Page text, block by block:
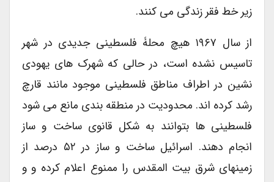
زیر خط فقر زندگی می کنند.
از سال ۱۹۶۷ هیچ محلۀ فلسطینی جدیدی در شهر
تاسیس نشده است، در حالی که شهرک های یهودی
نشین در اطراف مناطق فلسطینی موجود مانند قارچ
رشد کرده اند. محدودیت در منطقه بندی مانع می شود
فلسطینی ها بتوانند به شکل قانوی ساخت و ساز
انجام دهند. اسرائیل ساخت و ساز در ۵۲ درصد از
زمینهای شرق بیت المقدس را ممنوع اعلام کرده و و